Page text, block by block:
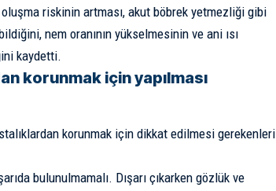
riskinin artması, akut böbrek yetmezliği gibi
nem oranının yükselmesinin ve ani ısı
kaydetti.
korunmak için yapılması
korunmak için dikkat edilmesi gerekenleri
bulunulmamalı. Dışarı çıkarken gözlük ve